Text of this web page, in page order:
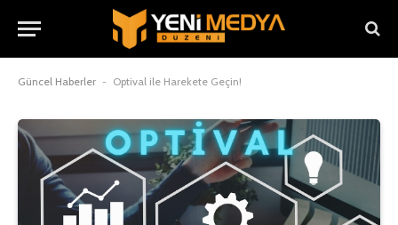
Güncel Haberler - Optival ile Harekete Geçin!